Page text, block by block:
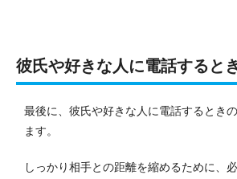
彼氏や好きな人に電話すると
最後に、彼氏や好きな人に電話するとき
ます。
しっかり相手との距離を縮めるために、